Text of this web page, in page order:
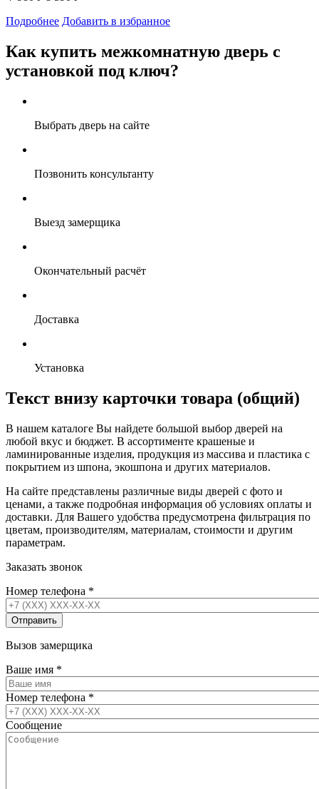
Подробнее Добавить в избранное
Как купить межкомнатную дверь с
установкой под ключ?
Выбрать дверь на сайте
Позвонить консультанту
Выезд замерщика
Окончательный расчёт
Доставка
Установка
Текст внизу карточки товара (общий)
В нашем каталоге Вы найдете большой выбор дверей на
любой вкус и бюджет. В ассортименте крашеные и
ламинированные изделия, продукция из массива и пластика с
покрытием из шпона, экошпона и других материалов.
На сайте представлены различные виды дверей с фото и
ценами, а также подробная информация об условиях оплаты и
доставки. Для Вашего удобства предусмотрена фильтрация по
цветам, производителям, материалам, стоимости и другим
параметрам.
Заказать звонок
Номер телефона *
Вызов замерщика
Ваше имя *
Номер телефона *
Сообщение